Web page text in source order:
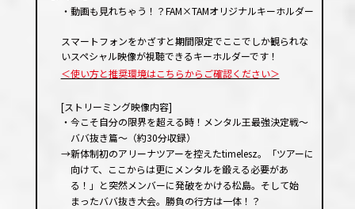
・動画も見れちゃう！？FAM×TAMオリジナルキーホルダー
スマートフォンをかざすと期間限定でここでしか観られな
いスペシャル映像が視聴できるキーホルダーです！
＜使い方と推奨環境はこちらからご確認ください＞
[ストリーミング映像内容]
・今こそ自分の限界を超える時！メンタル王最強決定戦〜
ババ抜き篇〜（約30分収録）
→新体制初のアリーナツアーを控えたtimelesz。「ツアーに
向けて、ここからは更にメンタルを鍛える必要があ
る！」と突然メンバーに発破をかける松島。そして始
まったババ抜き大会。勝負の行方は一体！？